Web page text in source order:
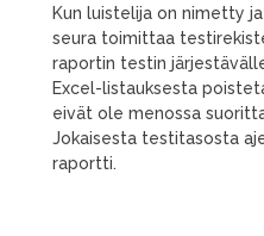
Kun luistelija on nimetty
seura toimittaa
raportin testin
Excel-listauksesta
eivät ole menossa
Jokaisesta testitasosta
raportti.